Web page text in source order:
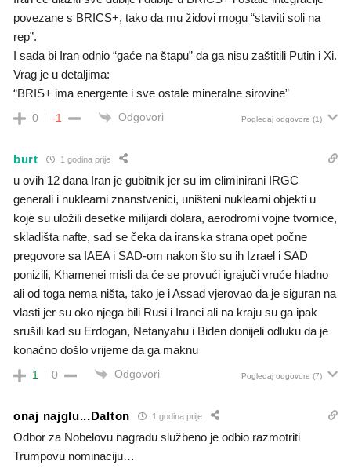
povezane s BRICS+, tako da mu židovi mogu “staviti soli na
rep”.
I sada bi Iran odnio “gaće na štapu” da ga nisu zaštitili Putin i Xi.
Vrag je u detaljima:
“BRIS+ ima energente i sve ostale mineralne sirovine”
0 -1 Odgovori Pogledaj odgovore (1)
burt 1 godina prije
u ovih 12 dana Iran je gubitnik jer su im eliminirani IRGC
generali i nuklearni znanstvenici, uništeni nuklearni objekti u
koje su uložili desetke milijardi dolara, aerodromi vojne tvornice,
skladišta nafte, sad se čeka da iranska strana opet počne
pregovore sa IAEA i SAD-om nakon što su ih Izrael i SAD
ponizili, Khamenei misli da će se provući igrajuči vruće hladno
ali od toga nema ništa, tako je i Assad vjerovao da je siguran na
vlasti jer su oko njega bili Rusi i Iranci ali na kraju su ga ipak
srušili kad su Erdogan, Netanyahu i Biden donijeli odluku da je
konačno došlo vrijeme da ga maknu
1 0 Odgovori Pogledaj odgovore (7)
onaj najglu...Dalton 1 godina prije
Odbor za Nobelovu nagradu službeno je odbio razmotriti
Trumpovu nominaciju…